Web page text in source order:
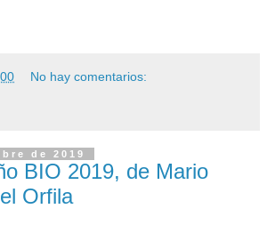
No hay comentarios:
de 2019
BIO 2019, de Mario
Orfila